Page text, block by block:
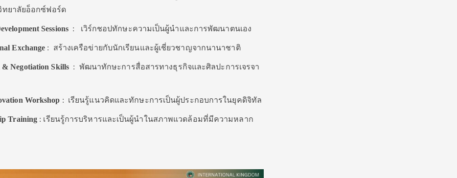
ทยาลัยอ็อกซ์ฟอร์ด
Sessions: เวิร์กชอปทักษะความเป็นผู้นำและการพัฒนาตนเอง
Exchange : สร้างเครือข่ายกับนักเรียนและผู้เชี่ยวชาญจากนานาชาติ
& Negotiation Skills : พัฒนาทักษะการสื่อสารทางธุรกิจและศิลปะการเจรจา
Workshop : เรียนรู้แนวคิดและทักษะการเป็นผู้ประกอบการในยุคดิจิทัล
Training : เรียนรู้การบริหารและเป็นผู้นำในสภาพแวดล้อมที่มีความหลาก